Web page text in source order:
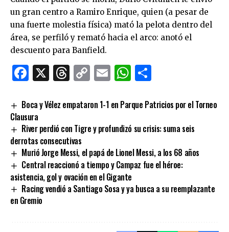
un gran centro a Ramiro Enrique, quien (a pesar de
una fuerte molestia física) mató la pelota dentro del
área, se perfiló y remató hacia el arco: anotó el
descuento para Banfield.
Facebook
X Threads
CopyEmailWhatsApp
Boca y Vélez empataron 1-1 en Parque Patricios por el Torneo
Clausura
River perdió con Tigre y profundizó su crisis: suma seis
derrotas consecutivas
Murió Jorge Messi, el papá de Lionel Messi, a los 68 años
Central reaccionó a tiempo y Campaz fue el héroe:
asistencia, gol y ovación en el Gigante
Racing vendió a Santiago Sosa y ya busca a su reemplazante
en Gremio